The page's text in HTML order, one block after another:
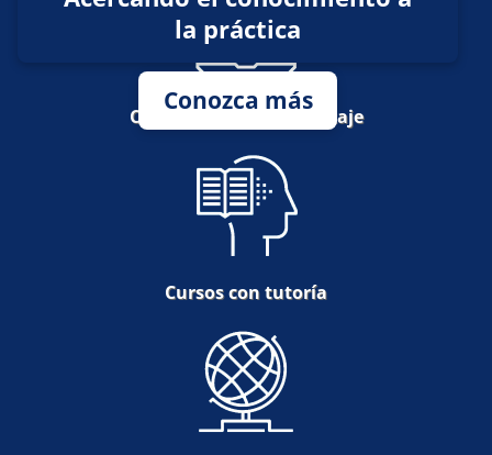
la práctica
Conozca más
Cursos de autoaprendizaje
Cursos con tutoría